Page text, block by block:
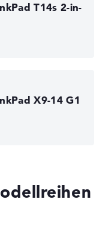
T14s 2-in-
X9-14 G1